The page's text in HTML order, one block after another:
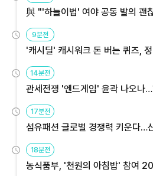
與 "'하늘이법' 여야 공동 발의 괜
9분전
'캐시딜' 캐시워크 돈 버는 퀴즈,
14분전
관세전쟁 '엔드게임' 윤곽 나오나
17분전
섬유패션 글로벌 경쟁력 키운다…
18분전
농식품부, '천원의 아침밥' 참여